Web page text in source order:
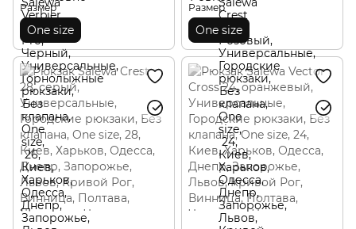
Размер
One size
Размер
One size